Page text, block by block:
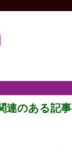
連のある記事